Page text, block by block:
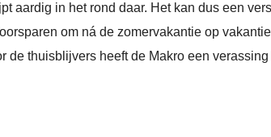
aardig in het rond daar. Het kan dus een
om ná de zomervakantie op
de thuisblijvers heeft de Makro een